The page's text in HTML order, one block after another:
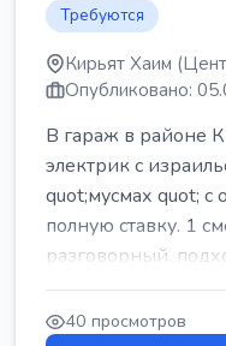
Требуются
Кирьят Хаим
Опубликовано:
В гараж в районе
электрик с
quot;мусмах quot; с
полную ставку. 1
разговорный.
40 просмотров